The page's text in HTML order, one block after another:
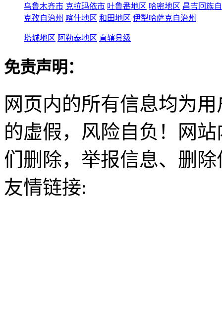
乌鲁木齐市 克拉玛依市 吐鲁番地区 哈密地区 昌吉回族
克孜自治州 喀什地区 和田地区 伊犁哈萨克自治州
塔城地区 阿勒泰地区 直辖县级
免责声明：
网页内的所有信息均为
的虚假，风险自负！网
们删除，举报信息、删
友情链接: